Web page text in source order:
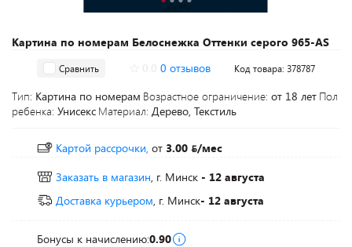
Картина по номерам Белоснежка Оттенки серого 965-AS
Сравнить 0 отзывов Код товара: 378787
Тип: Картина по номерам Возрастное ограничение: от 18 лет Пол
ребенка: Унисекс Материал: Дерево, Текстиль
Картой рассрочки, от 3.00
/мес
Заказать в магазин, г. Минск - 12 августа
Доставка курьером, г. Минск- 12 августа
Бонусы к начислению:0.90